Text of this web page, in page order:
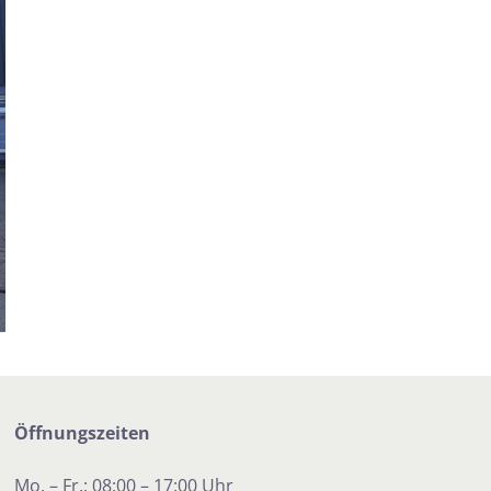
Öffnungszeiten
Mo. – Fr.: 08:00 – 17:00 Uhr